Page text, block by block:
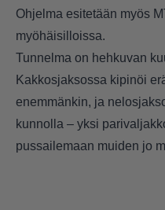
Ohjelma esitetään myös
myöhäisilloissa.
Tunnelma on hehkuvan
Kakkosjaksossa kipinöi
enemmänkin, ja
kunnolla – yksi
pussailemaan muiden jo